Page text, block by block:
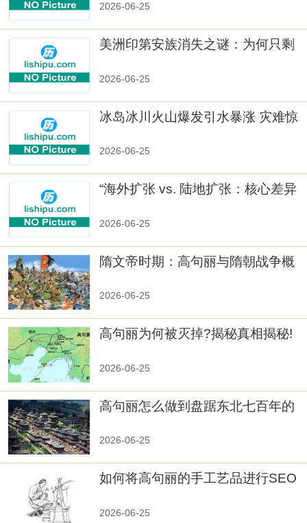
2026-06-25
美洲印第安族消失之谜：为何只剩
2026-06-25
冰岛冰川火山爆发引水暴涨 灾难惊
2026-06-25
“海外扩张 vs. 陆地扩张：核心差异
2026-06-25
隋文帝时期：高句丽与隋朝战争概
2026-06-25
高句丽为何被灭掉?揭秘真相揭秘!
2026-06-25
高句丽怎么做到盘踞东北七百年的
2026-06-25
如何将高句丽的手工艺品进行SEO
2026-06-25